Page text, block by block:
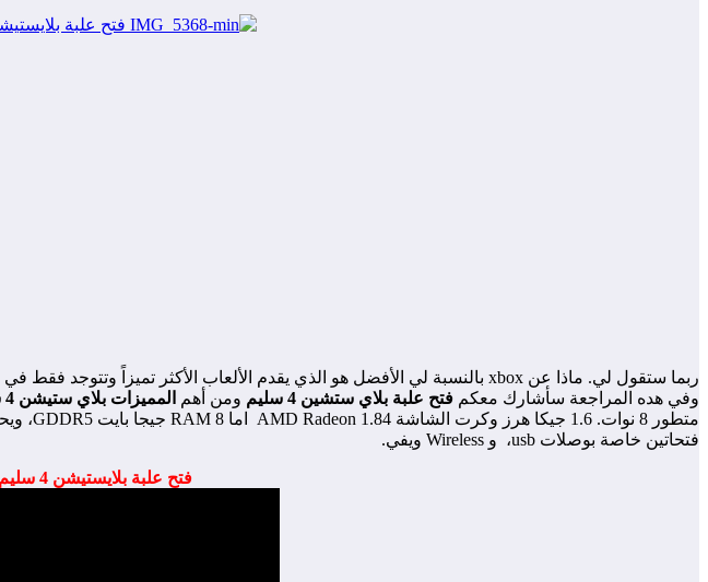
ربما ستقول لي. ماذا عن xbox بالنسبة لي الأفضل هو الذي يقدم الألعاب الأكثر تميزاً وتتوجد فقط في
وفي هده المراجعة سأشارك معكم فتح علبة بلاي ستشين 4 سليم ومن أهم المميزات بلاي ستيشن 4 سليم
فتحاتين خاصة بوصلات usb، و Wireless ويفي.
فتح علبة بلايستيشن 4 سليم 1 تيرا “هل يزال يستحق في 2020”